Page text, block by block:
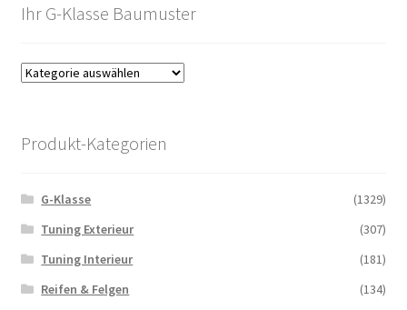
Ihr G-Klasse Baumuster
Produkt-Kategorien
G-Klasse
(1329)
Tuning Exterieur
(307)
Tuning Interieur
(181)
Reifen & Felgen
(134)